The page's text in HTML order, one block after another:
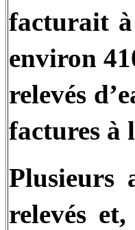
facturait
environ
relevés
factures à
Plusieurs
relevés